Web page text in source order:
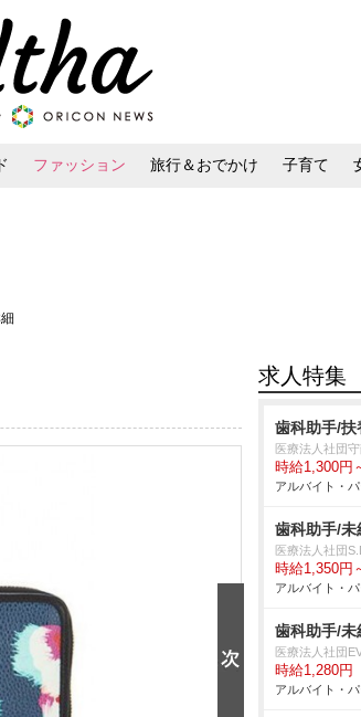
ファッション 旅行＆おでかけ 子育て
求人特集
歯科助手/
医療法人社団
時給1,300円
アルバイト・
歯科助手/
医療法人社団
時給1,350円
アルバイト・
歯科助手/
医療法人社団
時給1,280円
アルバイト・